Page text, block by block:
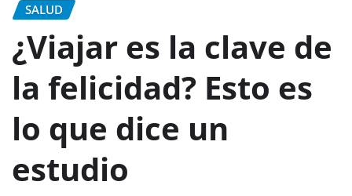
SALUD
¿Viajar es la clave de
la felicidad? Esto es
lo que dice un
estudio